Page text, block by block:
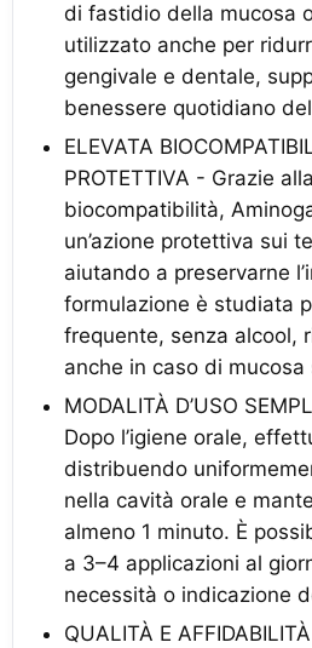
di fastidio della mucosa
utilizzato anche per
gengivale e dentale,
benessere quotidiano
ELEVATA
PROTETTIVA - Grazie
biocompatibilità,
un’azione protettiva sui
aiutando a preservarne
formulazione è studiata
frequente, senza alcool,
anche in caso di mucosa
MODALITÀ D’USO
Dopo l’igiene orale,
distribuendo
nella cavità orale e
almeno 1 minuto. È
a 3–4 applicazioni al
necessità o indicazione
QUALITÀ E